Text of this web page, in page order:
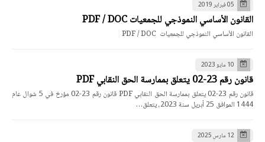
05 فبراير 2019
القانون الأساسي النموذجي للجمعيات PDF / DOC
القانون الأساسي النموذجي للجمعيات PDF / DOC
10 مايو 2023
قانون رقم 23-02 يتعلق بممارسة الحق النقابي PDF
قانون رقم 23-02 يتعلق بممارسة الحق النقابي PDF قانون رقم 23-02 مؤرخ في 5 شوال عام
1444 الموافق 25 أبريل سنة 2023، يتعلق…
12 مارس 2025